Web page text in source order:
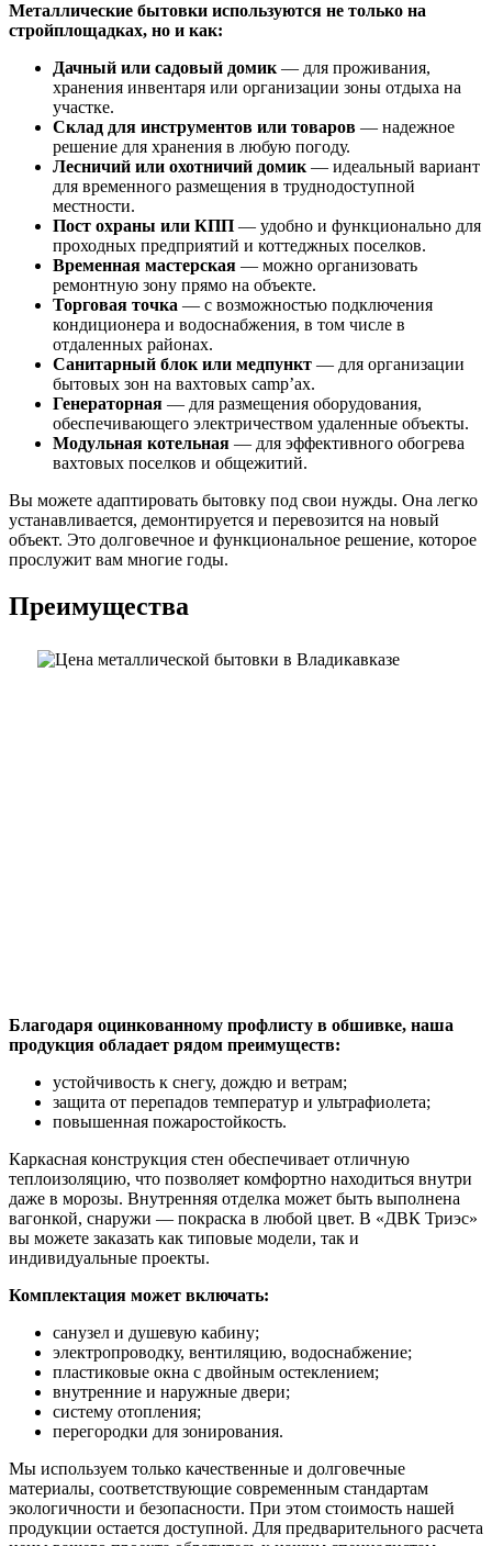
Металлические бытовки используются не только на
стройплощадках, но и как:
Дачный или садовый домик — для проживания,
хранения инвентаря или организации зоны отдыха на
участке.
Склад для инструментов или товаров — надежное
решение для хранения в любую погоду.
Лесничий или охотничий домик — идеальный вариант
для временного размещения в труднодоступной
местности.
Пост охраны или КПП — удобно и функционально для
проходных предприятий и коттеджных поселков.
Временная мастерская — можно организовать
ремонтную зону прямо на объекте.
Торговая точка — с возможностью подключения
кондиционера и водоснабжения, в том числе в
отдаленных районах.
Санитарный блок или медпункт — для организации
бытовых зон на вахтовых camp’ах.
Генераторная — для размещения оборудования,
обеспечивающего электричеством удаленные объекты.
Модульная котельная — для эффективного обогрева
вахтовых поселков и общежитий.
Вы можете адаптировать бытовку под свои нужды. Она легко
устанавливается, демонтируется и перевозится на новый
объект. Это долговечное и функциональное решение, которое
прослужит вам многие годы.
Преимущества
Благодаря оцинкованному профлисту в обшивке, наша
продукция обладает рядом преимуществ:
устойчивость к снегу, дождю и ветрам;
защита от перепадов температур и ультрафиолета;
повышенная пожаростойкость.
Каркасная конструкция стен обеспечивает отличную
теплоизоляцию, что позволяет комфортно находиться внутри
даже в морозы. Внутренняя отделка может быть выполнена
вагонкой, снаружи — покраска в любой цвет. В «ДВК Триэс»
вы можете заказать как типовые модели, так и
индивидуальные проекты.
Комплектация может включать:
санузел и душевую кабину;
электропроводку, вентиляцию, водоснабжение;
пластиковые окна с двойным остеклением;
внутренние и наружные двери;
систему отопления;
перегородки для зонирования.
Мы используем только качественные и долговечные
материалы, соответствующие современным стандартам
экологичности и безопасности. При этом стоимость нашей
продукции остается доступной. Для предварительного расчета